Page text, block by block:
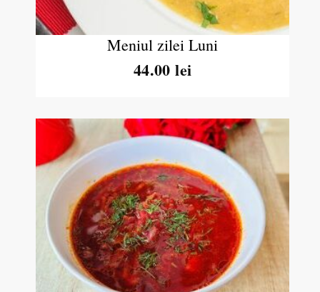
Meniul zilei Luni
44.00 lei